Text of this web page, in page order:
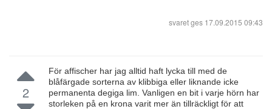
svaret ges 17.09.2015 09:43
2
För affischer har jag alltid haft lycka till med de
blåfärgade sorterna av klibbiga eller liknande icke
permanenta degiga lim. Vanligen en bit i varje hörn har
storleken på en krona varit mer än tillräckligt för att